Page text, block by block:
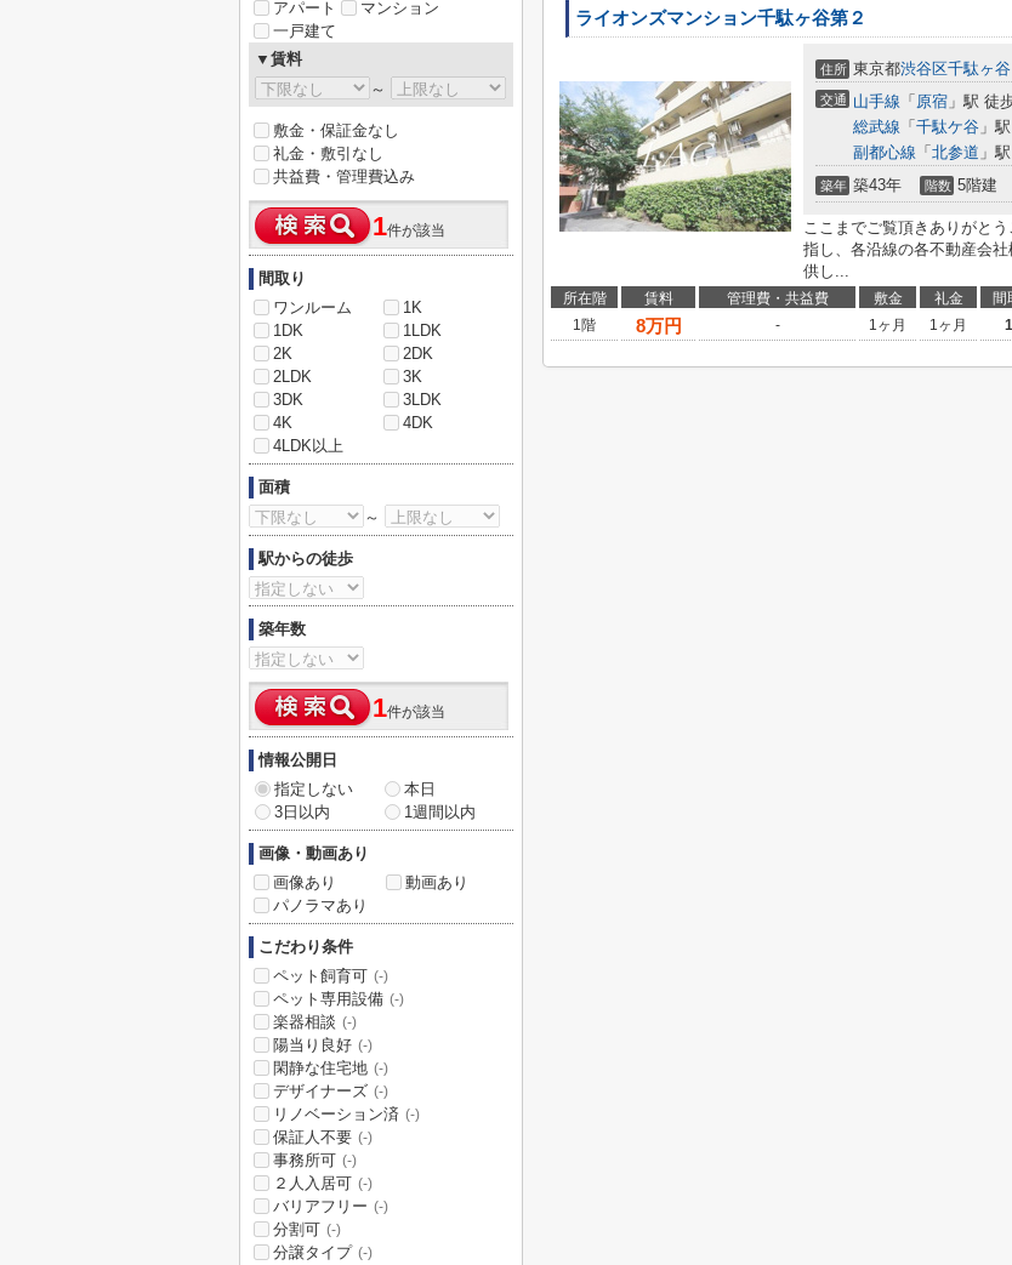
ライオンズマンション千駄ヶ谷第２
住所 東京都渋谷区千駄ヶ谷
交通 山手線 「 原宿 」駅 徒
総武線 「 千駄ケ谷 」
副都心線 「 北参道 」
築年 築43年 階数 5階建
ここまでご覧頂きありがと
指し、各沿線の各不動産会
供し...
所在階 賃料 管理費・共益費 敷金 礼金 間
1階
8万円 - 1ヶ月 1ヶ月
アパート
マンション
一戸建て
▼賃料
～
敷金・保証金なし
礼金・敷引なし
共益費・管理費込み
1件が該当
間取り
ワンルーム
1K
1DK
1LDK
2K
2DK
2LDK
3K
3DK
3LDK
4K
4DK
4LDK以上
面積
～
駅からの徒歩
築年数
1件が該当
情報公開日
指定しない
本日
3日以内
1週間以内
画像・動画あり
画像あり
動画あり
パノラマあり
こだわり条件
ペット飼育可 (-)
ペット専用設備 (-)
楽器相談 (-)
陽当り良好 (-)
閑静な住宅地 (-)
デザイナーズ (-)
リノベーション済 (-)
保証人不要 (-)
事務所可 (-)
２人入居可 (-)
バリアフリー (-)
分割可 (-)
分譲タイプ (-)